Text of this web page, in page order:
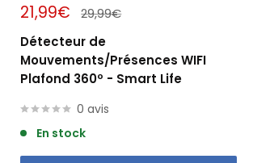
Prix
réduit
21,99€ Prix
normal
29,99€
Détecteur de
Mouvements/Présences WIFI
Plafond 360º - Smart Life
0 avis
En stock